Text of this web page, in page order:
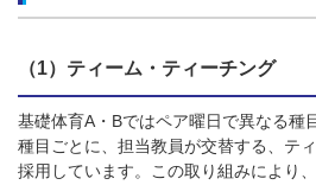
（1）ティーム・ティーチング
基礎体育A・Bではペア曜日で異なる種
種目ごとに、担当教員が交替する、テ
採用しています。この取り組みにより